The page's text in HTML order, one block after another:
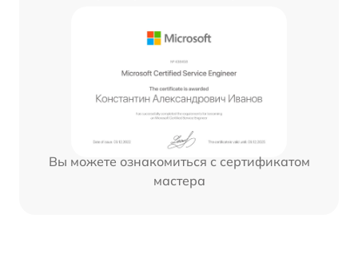
Вы можете ознакомиться с сертификатом
мастера